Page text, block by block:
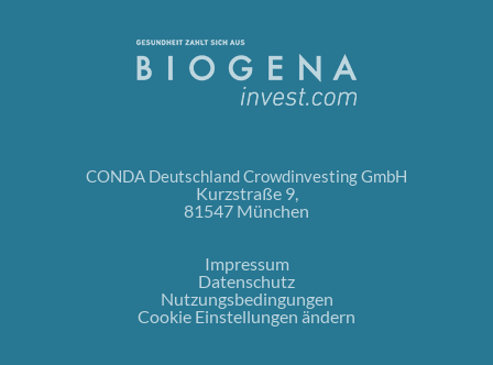
CONDA Deutschland Crowdinvesting GmbH
Kurzstraße 9,
81547 München
Impressum
Datenschutz
Nutzungsbedingungen
Cookie Einstellungen ändern